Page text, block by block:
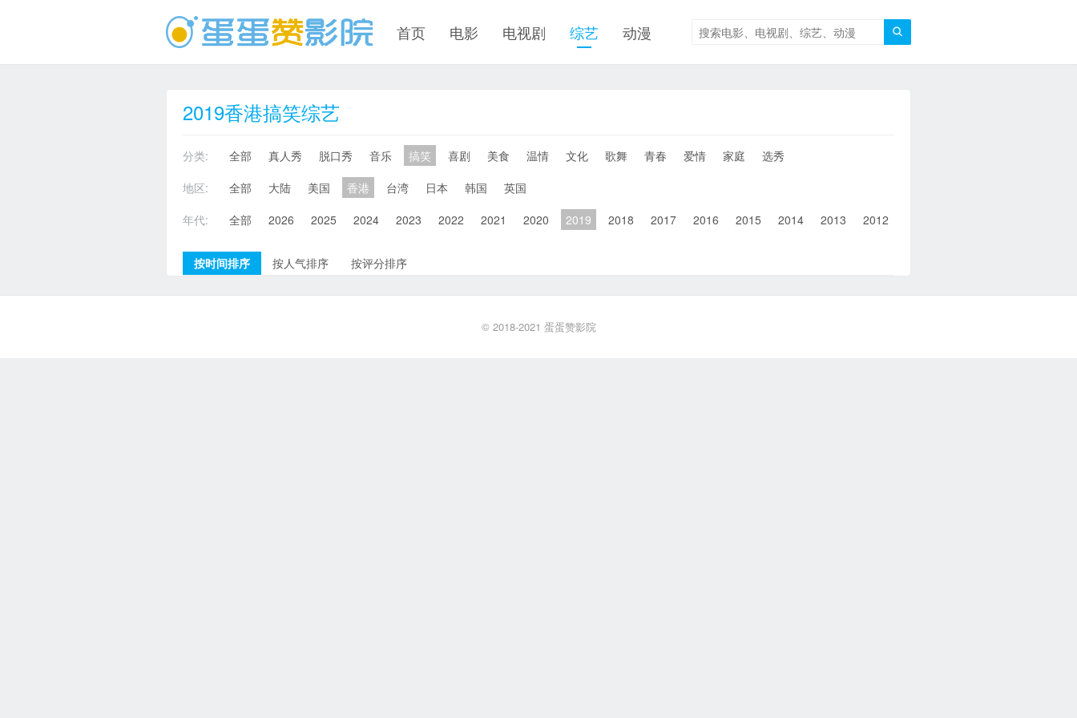

首页 电影 电视剧 综艺 动漫
2019香港搞笑综艺
分类: 全部 真人秀 脱口秀 音乐 搞笑 喜剧 美食 温情 文化 歌舞 青春 爱情 家庭
选秀
地区:
全部 大陆 美国 香港 台湾 日本 韩国
英国
年代:
全部 2026 2025 2024 2023 2022 2021 2020 2019 2018 2017 2016 2015 2014 2013 2012
按时间排序 按人气排序 按评分排序
© 2018-2021 蛋蛋赞影院